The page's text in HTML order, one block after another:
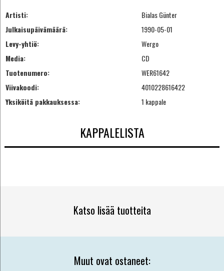
Artisti:
Bialas Günter
Julkaisupäivämäärä:
1990-05-01
Levy-yhtiö:
Wergo
Media:
CD
Tuotenumero:
WER61642
Viivakoodi:
4010228616422
Yksiköitä pakkauksessa:
1 kappale
KAPPALELISTA
Katso lisää tuotteita
Muut ovat ostaneet: